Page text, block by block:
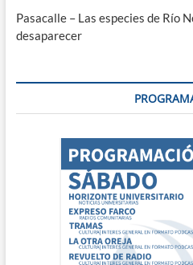
Pasacalle – Las especies de Río
desaparecer